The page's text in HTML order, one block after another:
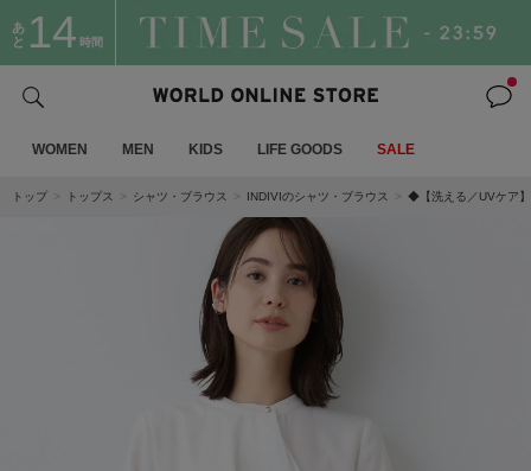
あ
と 14 時間
WOMEN MEN KIDS LIFE GOODS SALE
トップ トップス シャツ・ブラウス INDIVIのシャツ・ブラウス ◆【洗える／UVケア